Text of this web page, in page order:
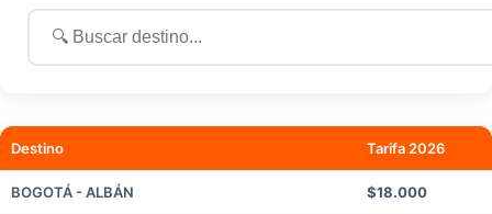
Destino Tarifa 2026
BOGOTÁ - ALBÁN $18.000